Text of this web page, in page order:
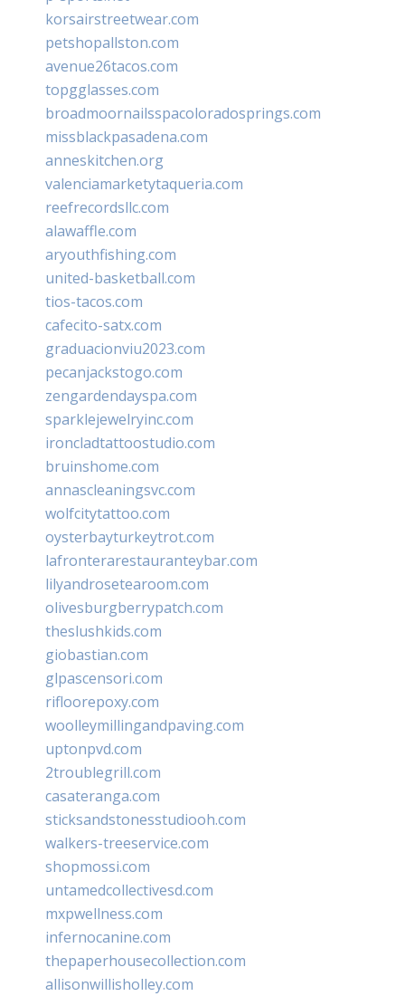
korsairstreetwear.com
petshopallston.com
avenue26tacos.com
topgglasses.com
broadmoornailsspacoloradosprings.com
missblackpasadena.com
anneskitchen.org
valenciamarketytaqueria.com
reefrecordsllc.com
alawaffle.com
aryouthfishing.com
united-basketball.com
tios-tacos.com
cafecito-satx.com
graduacionviu2023.com
pecanjackstogo.com
zengardendayspa.com
sparklejewelryinc.com
ironcladtattoostudio.com
bruinshome.com
annascleaningsvc.com
wolfcitytattoo.com
oysterbayturkeytrot.com
lafronterarestauranteybar.com
lilyandrosetearoom.com
olivesburgberrypatch.com
theslushkids.com
giobastian.com
glpascensori.com
rifloorepoxy.com
woolleymillingandpaving.com
uptonpvd.com
2troublegrill.com
casateranga.com
sticksandstonesstudiooh.com
walkers-treeservice.com
shopmossi.com
untamedcollectivesd.com
mxpwellness.com
infernocanine.com
thepaperhousecollection.com
allisonwillisholley.com